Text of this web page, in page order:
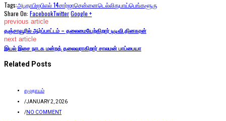
Tags:அபுதாபிஐபிஎல் 14சார்ஜாசென்னைடெல்லிதுபாய்பெங்களூரு
Share On: FacebookTwitterGoogle +
previous article
தஞ்சாவூரில் ஆர்ப்பாட்டம் – தலைமையேற்கிறார் டிடிவி.தினகரன்
next article
இயல் இசை நாடக மன்றத் தலைவராகிறார் சாலமன் பாப்பையா
Related Posts
சமுதாயம்
/JANUARY 2, 2026
/NO COMMENT